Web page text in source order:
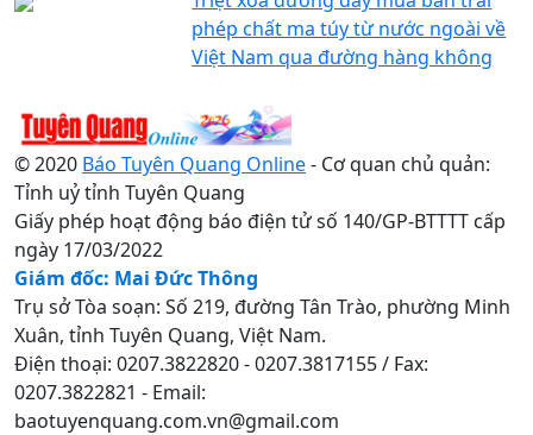
phép chất ma túy từ nước ngoài về
Việt Nam qua đường hàng không
© 2020 Báo Tuyên Quang Online- Cơ quan chủ quản:
Tỉnh uỷ tỉnh Tuyên Quang
Giấy phép hoạt động báo điện tử số 140/GP-BTTTT cấp
ngày 17/03/2022
Giám đốc: Mai Đức Thông
Trụ sở Tòa soạn: Số 219, đường Tân Trào, phường Minh
Xuân, tỉnh Tuyên Quang, Việt Nam.
Điện thoại: 0207.3822820 - 0207.3817155 / Fax:
0207.3822821 - Email:
baotuyenquang.com.vn@gmail.com